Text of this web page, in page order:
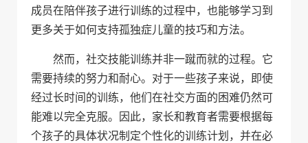
成员在陪伴孩子进行训练的过程中，也能够学习到
更多关于如何支持孤独症儿童的技巧和方法。
然而，社交技能训练并非一蹴而就的过程。它
需要持续的努力和耐心。对于一些孩子来说，即使
经过长时间的训练，他们在社交方面的困难仍然可
能难以完全克服。因此，家长和教育者需要根据每
个孩子的具体状况制定个性化的训练计划，并在必